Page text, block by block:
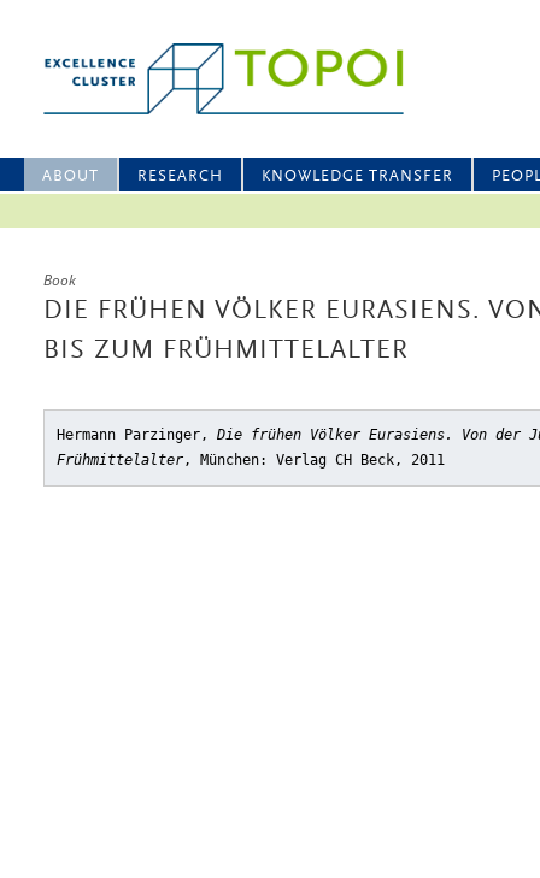
ABOUT RESEARCH KNOWLEDGE TRANSFER
Book
DIE FRÜHEN VÖLKER EURASIENS.
BIS ZUM FRÜHMITTELALTER
Hermann Parzinger, Die frühen Völker Eurasiens. Von der
Frühmittelalter, München: Verlag CH Beck, 2011